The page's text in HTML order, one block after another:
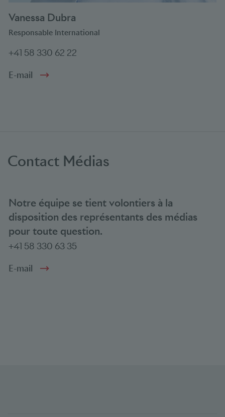
Vanessa Dubra
Responsable International
+41 58 330 62 22
E-mail
Contact Médias
Notre équipe se tient volontiers à la
disposition des représentants des médias
pour toute question.
+41 58 330 63 35
E-mail